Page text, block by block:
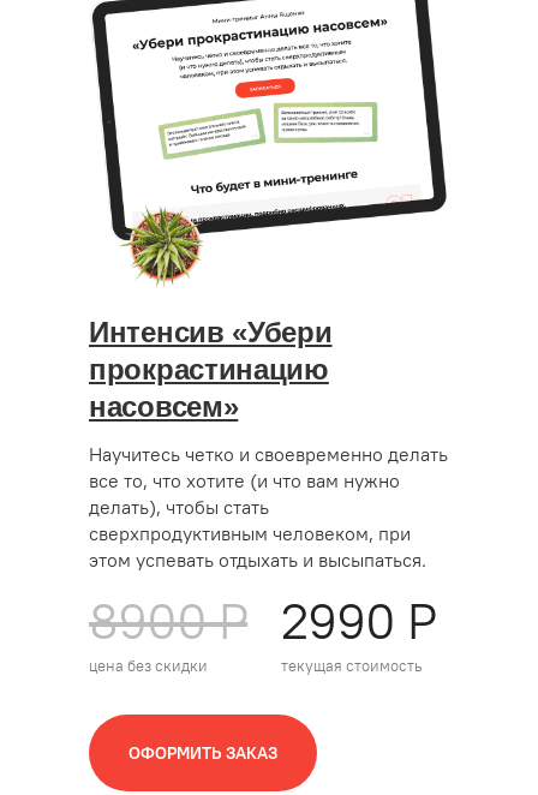
Интенсив «Убери
прокрастинацию
насовсем»
Научитесь четко и своевременно делать
все то, что хотите (и что вам нужно
делать), чтобы стать
сверхпродуктивным человеком, при
этом успевать отдыхать и высыпаться.
ОФОРМИТЬ ЗАКАЗ
8900 Р 2990 Р
цена без скидки текущая стоимость